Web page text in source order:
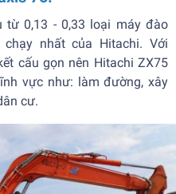
từ 0,13 - 0,33 loại máy đào
nhất của Hitachi. Với
cấu gọn nên Hitachi ZX75
vực như: làm đường, xây
cư.